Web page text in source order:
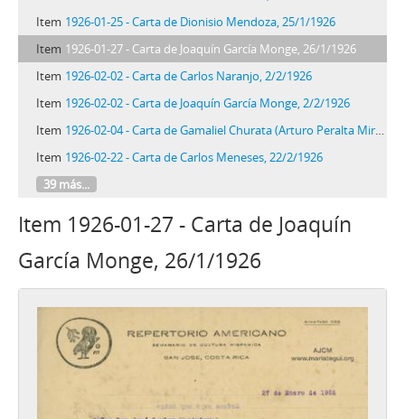
Item 1926-01-25 - Carta de Dionisio Mendoza, 25/1/1926
Item 1926-01-27 - Carta de Joaquín García Monge, 26/1/1926
Item 1926-02-02 - Carta de Carlos Naranjo, 2/2/1926
Item 1926-02-02 - Carta de Joaquín García Monge, 2/2/1926
Item 1926-02-04 - Carta de Gamaliel Churata (Arturo Peralta Miranda), 4/2/1926
Item 1926-02-22 - Carta de Carlos Meneses, 22/2/1926
39 más...
Item 1926-01-27 - Carta de Joaquín
García Monge, 26/1/1926